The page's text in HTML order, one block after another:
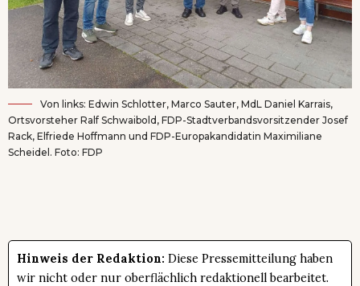
Von links: Edwin Schlotter, Marco Sauter, MdL Daniel Karrais,
Ortsvorsteher Ralf Schwaibold, FDP-Stadtverbandsvorsitzender Josef
Rack, Elfriede Hoffmann und FDP-Europakandidatin Maximiliane
Scheidel. Foto: FDP
Hinweis der Redaktion: Diese Pressemitteilung haben
wir nicht oder nur oberflächlich redaktionell bearbeitet.